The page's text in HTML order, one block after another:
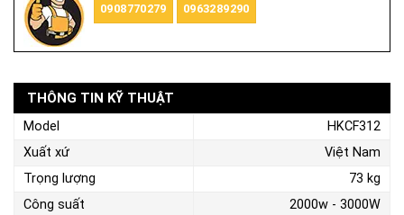
0908770279 0963289290
THÔNG TIN KỸ THUẬT
Model
HKCF312
Xuất xứ
Việt Nam
Trọng lượng
73 kg
Công suất
2000w - 3000W